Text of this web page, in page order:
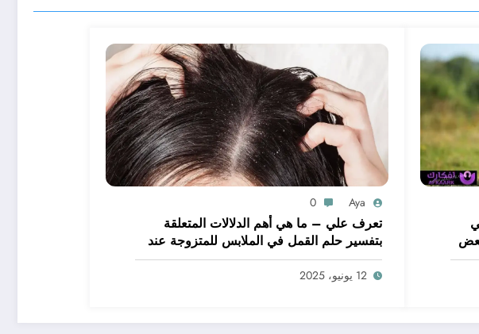
Aya
0
تعرف علي – ما هي أهم الدلالات المتعلقة
بتفسير حلم القمل في الملابس للمتزوجة عند
ابن سيرين؟ – بالتفصيل
12 يونيو، 2025